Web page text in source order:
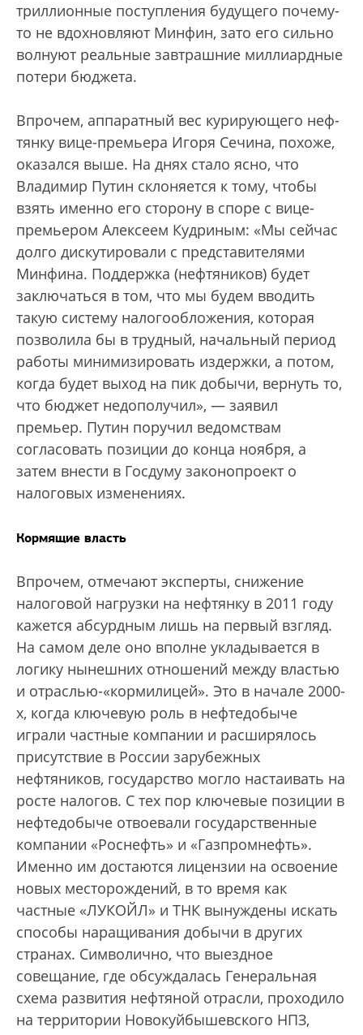
триллионные поступления будущего почему-
то не вдохновляют Минфин, зато его сильно
волнуют реальные завтрашние миллиардные
потери бюджета.
Впрочем, аппаратный вес курирующего неф­
тянку вице-премьера Игоря Сечина, похоже,
оказался выше. На днях стало ясно, что
Владимир Путин склоняется к тому, чтобы
взять именно его сторону в споре с вице-
премьером Алексеем Кудриным: «Мы сейчас
долго дискутировали с представителями
Минфина. Поддержка (нефтяников) будет
заключаться в том, что мы будем вводить
такую систему налогообложения, которая
позволила бы в трудный, начальный период
работы минимизировать издержки, а потом,
когда будет выход на пик добычи, вернуть то,
что бюджет недополучил», — заявил
премьер. Путин поручил ведомствам
согласовать позиции до конца ноября, а
затем внести в Госдуму законопроект о
налоговых изменениях.
Кормящие власть
Впрочем, отмечают эксперты, снижение
налоговой нагрузки на нефтянку в 2011 году
кажется абсурдным лишь на первый взгляд.
На самом деле оно вполне укладывается в
логику нынешних отношений между властью
и отраслью-«кормилицей». Это в начале 2000-
х, когда ключевую роль в нефтедобыче
играли частные компании и расширялось
присутствие в России зарубежных
нефтяников, государство могло настаивать на
росте налогов. С тех пор ключевые позиции в
нефтедобыче отвоевали государственные
компании «Роснефть» и «Газпромнефть».
Именно им достаются лицензии на освоение
новых месторождений, в то время как
частные «ЛУКОЙЛ» и ТНК вынуждены искать
способы наращивания добычи в других
странах. Символично, что выездное
совещание, где обсуждалась Генеральная
схема развития нефтяной отрасли, проходило
на территории Новокуйбышевского НПЗ,